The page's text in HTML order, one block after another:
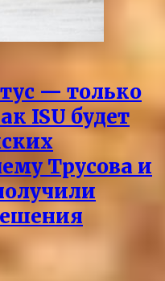
— только
ISU будет
Трусова и